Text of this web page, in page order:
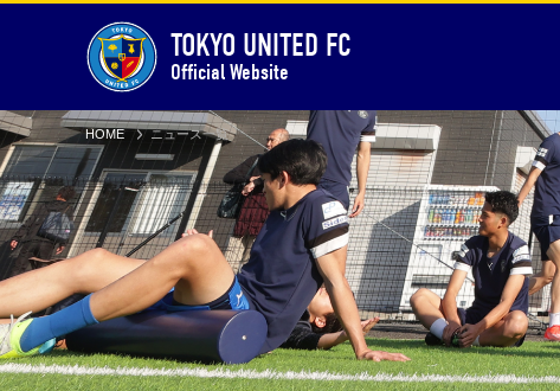
TOKYO UNITED FC
Official Website
HOME ニュース一覧